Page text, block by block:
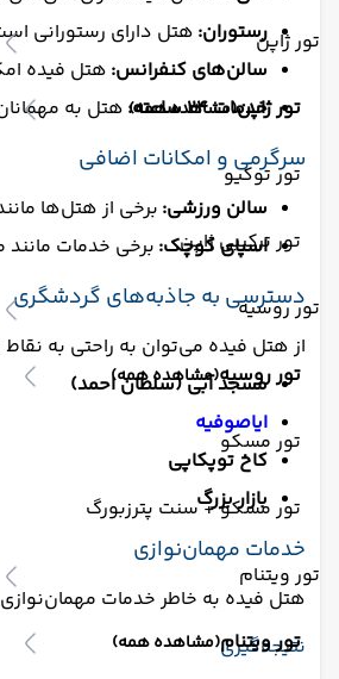
تور ژاپن
تور ژاپن(مشاهده همه)
تور توکیو
تور ترکیبی ژاپن
تور روسیه
تور روسیه(مشاهده همه)
تور مسکو
تور مسکو + سنت پترزبورگ
تور ویتنام
تور ویتنام(مشاهده همه)
رستوران: هتل دارای رستورانی
سالن‌های کنفرانس: هتل فیده
خدمات ۲۴ ساعته:
هتل به مهمانان خدمات ۲۴ ساعته از جمله پذیرش،
سرگرمی و امکانات اضافی
سالن ورزشی: برخی از هتل‌ها
اسپای کوچک: برخی خدمات
دسترسی به جاذبه‌های گردشگری
از هتل فیده می‌توان به راحتی به نقاط
مسجد آبی (سلطان احمد)
ایاصوفیه
کاخ توپکاپی
بازار بزرگ
خدمات مهمان‌نوازی
هتل فیده به خاطر خدمات
نتیجه‌گیری